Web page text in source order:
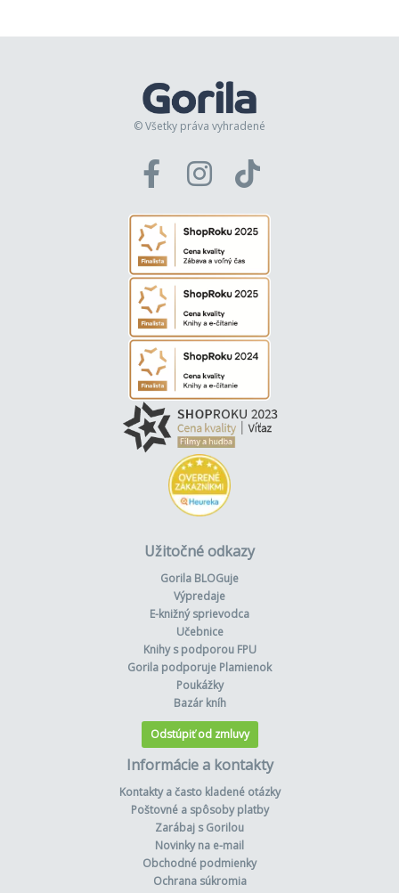
© Všetky práva vyhradené
Užitočné odkazy
Gorila BLOGuje
Výpredaje
E-knižný sprievodca
Učebnice
Knihy s podporou FPU
Gorila podporuje Plamienok
Poukážky
Bazár kníh
Odstúpiť od zmluvy
Informácie a kontakty
Kontakty a často kladené otázky
Poštovné a spôsoby platby
Zarábaj s Gorilou
Novinky na e-mail
Obchodné podmienky
Ochrana súkromia